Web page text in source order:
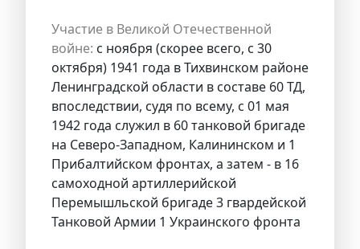
Участие в Великой Отечественной
войне: с ноября (скорее всего, с 30
октября) 1941 года в Тихвинском районе
Ленинградской области в составе 60 ТД,
впоследствии, судя по всему, с 01 мая
1942 года служил в 60 танковой бригаде
на Северо-Западном, Калининском и 1
Прибалтийском фронтах, а затем - в 16
самоходной артиллерийской
Перемышльской бригаде 3 гвардейской
Танковой Армии 1 Украинского фронта